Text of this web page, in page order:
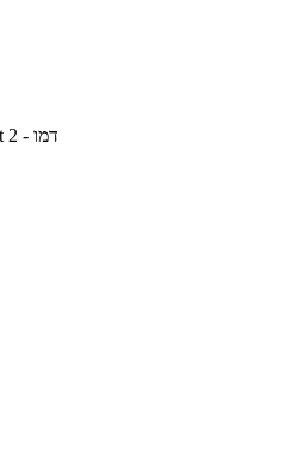
Mass Effect 2 - דמו